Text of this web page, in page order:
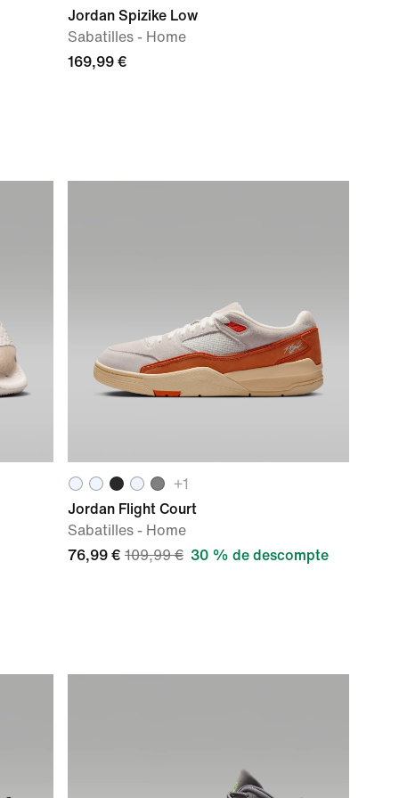
Jordan Spizike Low
Sabatilles - Home
169,99 €
+1
Jordan Flight Court
Sabatilles - Home
76,99 € 109,99 € 30 % de descompte